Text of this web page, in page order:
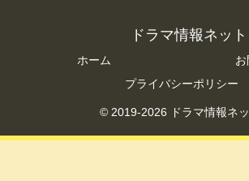
ドラマ情報ネット
ホーム
プライバシーポリシー
© 2019-2026 ドラマ情報ネッ